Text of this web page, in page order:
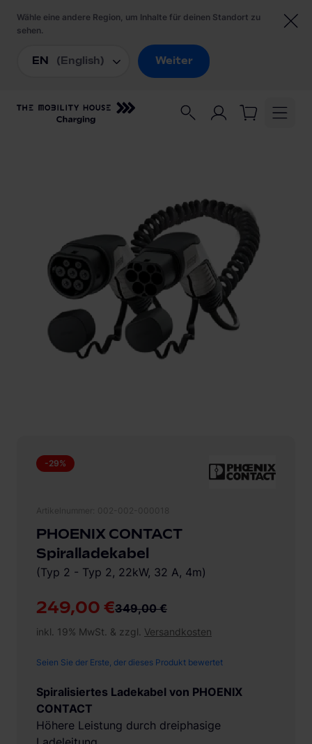
Ladezubehör
-29%
249,00 €349,00 €
inkl. 19% MwSt. & zzgl. Versandkosten
Seien Sie der Erste, der dieses Produkt bewertet
Spiralisiertes Ladekabel von PHOENIX
CONTACT
Höhere Leistung durch dreiphasige
PHOENIX CONTACT
Spiralladekabel
(Typ 2 - Typ 2, 22kW, 32 A, 4m)